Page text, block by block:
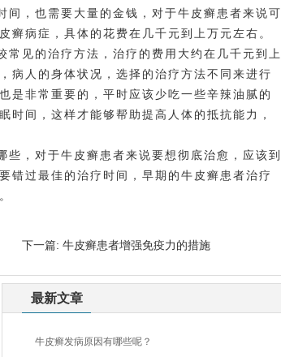
，也需要大量的金钱，对于牛皮癣患者来说可
癣病症，具体的花费在几千元到上万元左右。
见的治疗方法，治疗的费用大约在几千元到上
病人的身体状况，选择的治疗方法不同来进行
是非常重要的，平时应该少吃一些辛辣油腻的
时间，这样才能够帮助提高人体的抵抗能力，
，对于牛皮癣患者来说要想彻底治愈，应该到
错过最佳的治疗时间，早期的牛皮癣患者治疗
下一篇: 牛皮癣患者增强免疫力的措施
最新文章
牛皮癣发病原因有哪些呢？